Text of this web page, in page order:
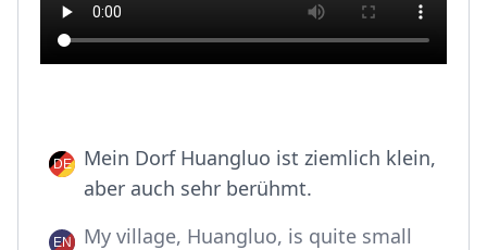
Mein Dorf Huangluo ist ziemlich klein,
aber auch sehr berühmt.
My village, Huangluo, is quite small